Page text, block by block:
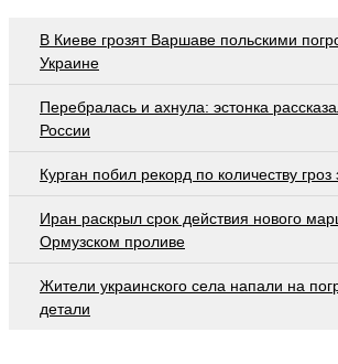
В Киеве грозят Варшаве польскими
Украине
Перебралась и ахнула: эстонка
России
Курган побил рекорд по количеству гроз
Иран раскрыл срок действия нового
Ормузском проливе
Жители украинского села напали на
детали